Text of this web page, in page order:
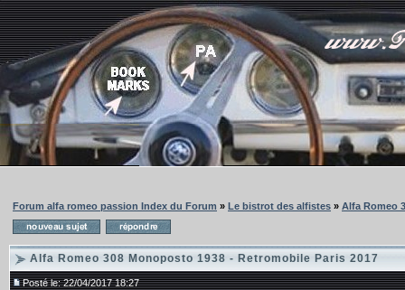
Forum alfa romeo passion Index du Forum » Le bistrot des alfistes » Alfa Romeo
Alfa Romeo 308 Monoposto 1938 - Retromobile Paris 2017
Posté le: 22/04/2017 18:27